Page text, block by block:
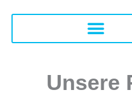
springen
Unsere